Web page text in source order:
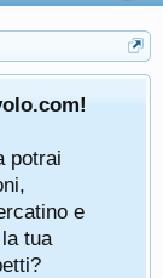
potrai
e
tua